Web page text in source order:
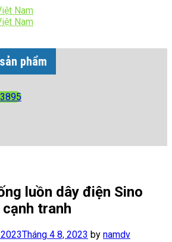
phẩm
luồn dây điện Sino
tranh
Tháng 4 8, 2023 by namdv